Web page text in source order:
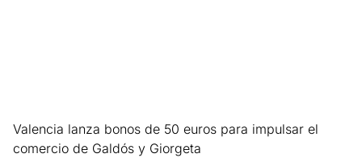
Valencia lanza bonos de 50 euros para impulsar el
comercio de Galdós y Giorgeta